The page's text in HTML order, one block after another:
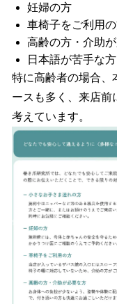
妊婦の方
車椅子をご利用
高齢の方・介助
日本語が苦手な方
特に高齢者の場合、
ースも多く、来店前
考えています。